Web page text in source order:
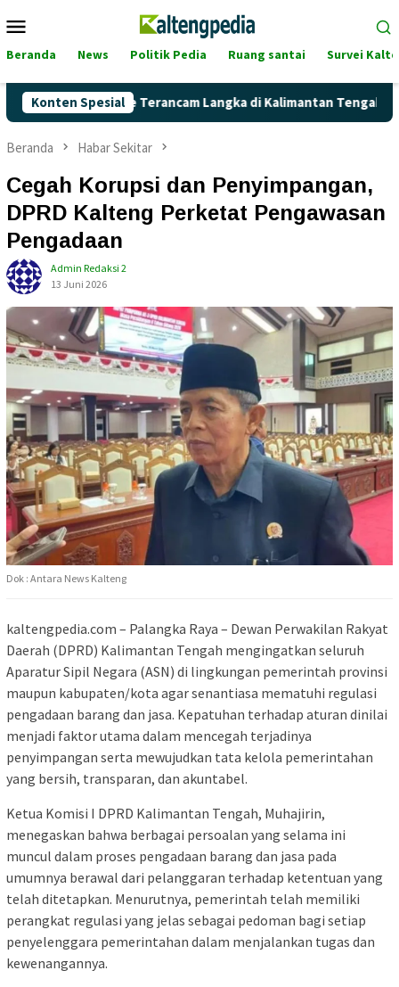
ke
Mobile
Beranda News Politik Pedia Ruang santai Survei
Konten Spesial
Terancam Langka di Kalimantan Tengah? Kaget!
Beranda Habar Sekitar
Cegah Korupsi dan Penyimpangan,
DPRD Kalteng Perketat Pengawasan
Pengadaan
Admin Redaksi 2
13 Juni 2026
Dok : Antara News Kalteng
kaltengpedia.com – Palangka Raya – Dewan Perwakilan Rakyat
Daerah (DPRD) Kalimantan Tengah mengingatkan seluruh
Aparatur Sipil Negara (ASN) di lingkungan pemerintah provinsi
maupun kabupaten/kota agar senantiasa mematuhi regulasi
pengadaan barang dan jasa. Kepatuhan terhadap aturan dinilai
menjadi faktor utama dalam mencegah terjadinya
penyimpangan serta mewujudkan tata kelola pemerintahan
yang bersih, transparan, dan akuntabel.
Ketua Komisi I DPRD Kalimantan Tengah, Muhajirin,
menegaskan bahwa berbagai persoalan yang selama ini
muncul dalam proses pengadaan barang dan jasa pada
umumnya berawal dari pelanggaran terhadap ketentuan yang
telah ditetapkan. Menurutnya, pemerintah telah memiliki
perangkat regulasi yang jelas sebagai pedoman bagi setiap
penyelenggara pemerintahan dalam menjalankan tugas dan
kewenangannya.